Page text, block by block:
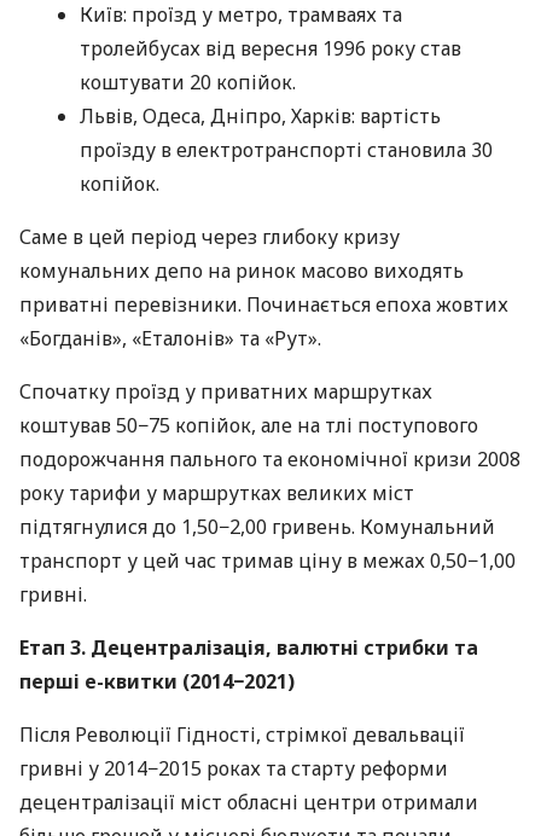
Київ: проїзд у метро, трамваях та
тролейбусах від вересня 1996 року став
коштувати 20 копійок.
Львів, Одеса, Дніпро, Харків: вартість
проїзду в електротранспорті становила 30
копійок.
Саме в цей період через глибоку кризу
комунальних депо на ринок масово виходять
приватні перевізники. Починається епоха жовтих
«Богданів», «Еталонів» та «Рут».
Спочатку проїзд у приватних маршрутках
коштував 50−75 копійок, але на тлі поступового
подорожчання пального та економічної кризи 2008
року тарифи у маршрутках великих міст
підтягнулися до 1,50−2,00 гривень. Комунальний
транспорт у цей час тримав ціну в межах 0,50−1,00
гривні.
Етап 3. Децентралізація, валютні стрибки та
перші е-квитки (2014−2021)
Після Революції Гідності, стрімкої девальвації
гривні у 2014−2015 роках та старту реформи
децентралізації міст обласні центри отримали